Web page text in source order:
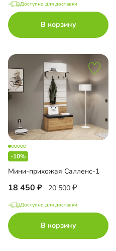
Доступно для доставки
В корзину
-10%
Мини-прихожая Салленс-1
18 450 20 500
Доступно для доставки
В корзину